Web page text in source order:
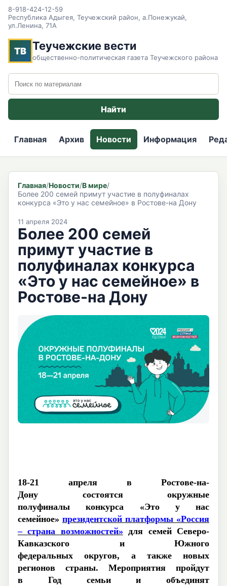
8-918-424-12-59
Республика Адыгея, Теучежский район, а.Понежукай,
ул.Ленина, 71А
ТВ Теучежские вести
общественно-политическая газета Теучежского района
Поиск по сайту
Найти
Главная Архив Новости Информация
Главная/Новости/В мире/
Более 200 семей примут участие в полуфиналах
конкурса «Это у нас семейное» в Ростове-на Дону
11 апреля 2024
Более 200 семей
примут участие в
полуфиналах конкурса
«Это у нас семейное» в
Ростове-на Дону
18-21 апреля в Ростове-на-
Дону состоятся
окружные
полуфиналыконкурса «Это у нас
семейное» президентской платформы «Россия
– страна возможностей» для семей Северо-
Кавказского и Южного
федеральных округов, а также новых
регионов страны. Мероприятия пройдут
в Год семьии объединят